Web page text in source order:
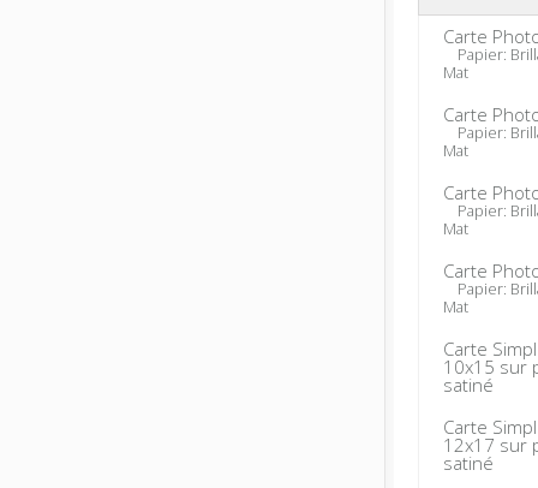
Carte
Papier:
Mat
Carte
Papier:
Mat
Carte
Papier:
Mat
Carte
Papier:
Mat
Carte
10x15 sur
satiné
Carte
12x17 sur
satiné